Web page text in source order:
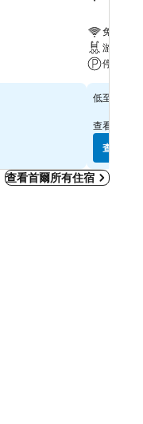
免費 Wi-Fi
游泳池
停車場
低至
查看
查看價格
查看首爾所有住宿